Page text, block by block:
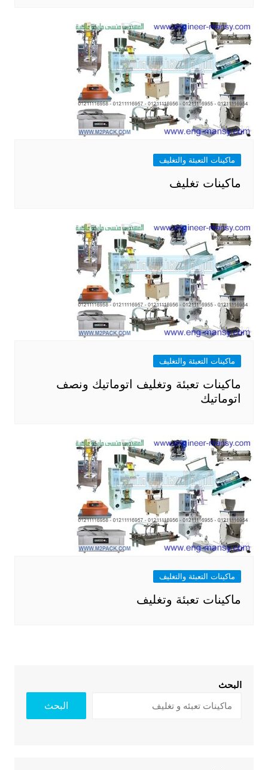
ماكينات التعبئة والتغليف
ماكينات تغليف
ماكينات التعبئة والتغليف
ماكينات تعبئة وتغليف اتوماتيك ونصف
اتوماتيك
ماكينات التعبئة والتغليف
ماكينات تعبئة وتغليف
البحث
البحث